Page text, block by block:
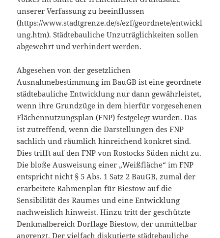
unserer Verfassung zu beeinflussen
(https://www.stadtgrenze.de/s/ezf/geordnete/entwickl
ung.htm). Städtebauliche Unzuträglichkeiten sollen
abgewehrt und verhindert werden.
Abgesehen von der gesetzlichen
Ausnahmebestimmung im BauGB ist eine geordnete
städtebauliche Entwicklung nur dann gewähr­leistet,
wenn ihre Grundzüge in dem hierfür vorgesehenen
Flächennutzungsplan (FNP) festgelegt wurden. Das
ist zutreffend, wenn die Darstellun­gen des FNP
sachlich und räumlich hinreichend konkret sind.
Dies trifft auf den FNP von Rostocks Süden nicht zu.
Die bloße Ausweisung einer „Weißfläche“ im FNP
entspricht nicht § 5 Abs. 1 Satz 2 BauGB, zumal der
erarbeitete Rahmenplan für Biestow auf die
Sensibilität des Raumes und eine Entwicklung
nachweislich hinweist. Hinzu tritt der geschützte
Denkmalbereich Dorflage Biestow, der unmittelbar
angrenzt. Der vielfach diskutierte städtebauliche